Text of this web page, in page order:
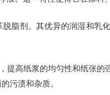
脂剂。其优异的润湿和乳
高纸浆的均匀性和纸张
污渍和杂质。